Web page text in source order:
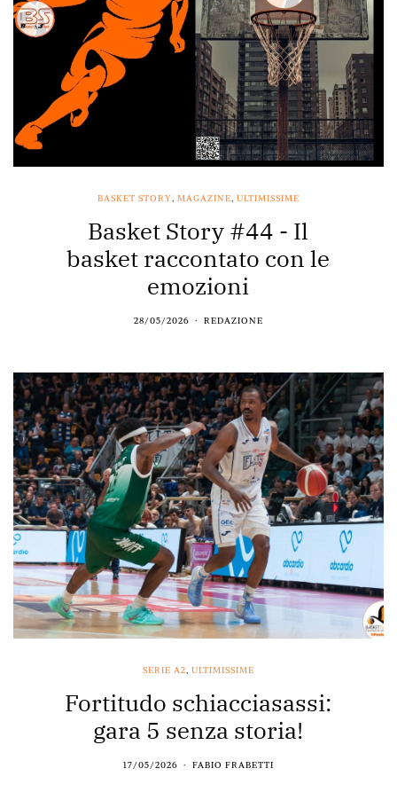
BASKET STORY, MAGAZINE, ULTIMISSIME
Basket Story #44 - Il
basket raccontato con le
emozioni
28/05/2026 REDAZIONE
SERIE A2, ULTIMISSIME
Fortitudo schiacciasassi:
gara 5 senza storia!
17/05/2026 FABIO FRABETTI